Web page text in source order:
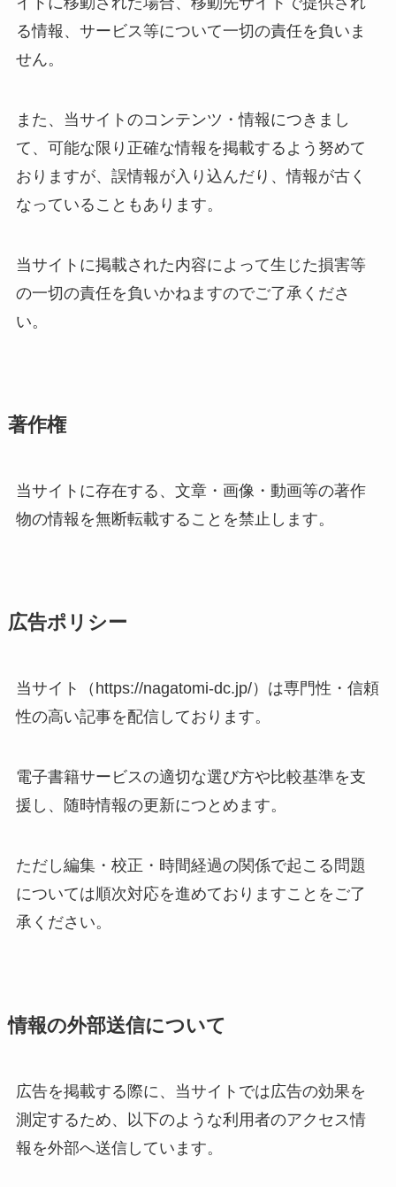
る情報、サービス等について一切の責任を負いま
せん。
また、当サイトのコンテンツ・情報につきまし
て、可能な限り正確な情報を掲載するよう努めて
おりますが、誤情報が入り込んだり、情報が古く
なっていることもあります。
当サイトに掲載された内容によって生じた損害等
の一切の責任を負いかねますのでご了承くださ
い。
著作権
当サイトに存在する、文章・画像・動画等の著作
物の情報を無断転載することを禁止します。
広告ポリシー
当サイト（https://nagatomi-dc.jp/）は専門性・信頼
性の高い記事を配信しております。
電子書籍サービスの適切な選び方や比較基準を支
援し、随時情報の更新につとめます。
ただし編集・校正・時間経過の関係で起こる問題
については順次対応を進めておりますことをご了
承ください。
情報の外部送信について
広告を掲載する際に、当サイトでは広告の効果を
測定するため、以下のような利用者のアクセス情
報を外部へ送信しています。